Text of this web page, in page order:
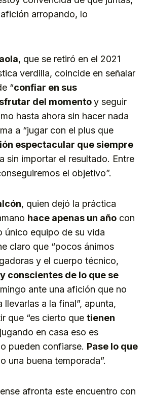
arropando, lo
, que se retiró en el 2021
verdilla, coincide en señalar
“confiar en sus
del momentoy seguir
hasta ahora sin hacer nada
a “jugar con el plus que
espectacular que siempre
sin importar el resultado. Entre
el objetivo”.
, quien dejó la práctica
hace apenas un año con
único equipo de su vida
claro que “pocos ánimos
y el cuerpo técnico,
conscientes de lo que se
ante una afición que no
llevarlas a la final”, apunta,
que “es cierto que tienen
en casa eso es
pueden confiarse. Pase lo que
una buena temporada”.
afronta este encuentro con